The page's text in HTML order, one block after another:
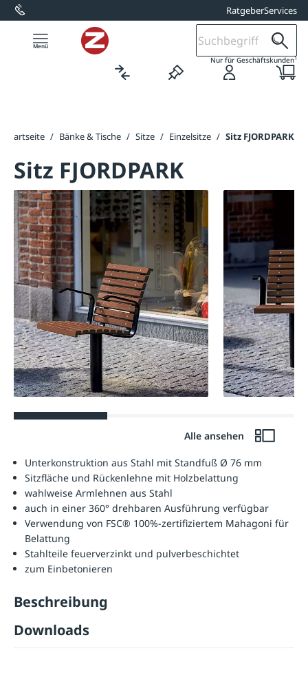
springen RatgeberServices
Nur für Geschäftskunden1
Startseite / Bänke & Tische / Sitze / Einzelsitze / Sitz FJORDPARK
Sitz FJORDPARK
Alle ansehen
Unterkonstruktion aus Stahl mit Standfuß Ø 76 mm
Sitzfläche und Rückenlehne mit Holzbelattung
wahlweise Armlehnen aus Stahl
auch in einer 360° drehbaren Ausführung verfügbar
Verwendung von FSC® 100%-zertifiziertem Mahagoni für
Belattung
Stahlteile feuerverzinkt und pulverbeschichtet
zum Einbetonieren
Beschreibung
Downloads